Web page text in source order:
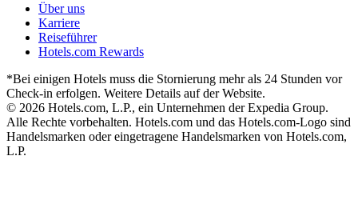
Über uns
Karriere
Reiseführer
Hotels.com Rewards
*Bei einigen Hotels muss die Stornierung mehr als 24 Stunden vor
Check-in erfolgen. Weitere Details auf der Website.
© 2026 Hotels.com, L.P., ein Unternehmen der Expedia Group.
Alle Rechte vorbehalten. Hotels.com und das Hotels.com-Logo sind
Handelsmarken oder eingetragene Handelsmarken von Hotels.com,
L.P.